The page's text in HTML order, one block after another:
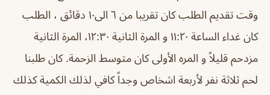
وقت تقديم الطلب كان تقريبا من ٦ الى١٠ دقائق ، الطلب
كان غداء الساعة ١١:٢٠ و المرة الثانية ١٢:٣٠، المرة الثانية
مزدحم قليلاً و المره الأولى كان متوسط الزحمة. كان طلبنا
لحم ثلاثة نفر لأربعة اشخاص وجداً كافي لذلك الكمية كذلك